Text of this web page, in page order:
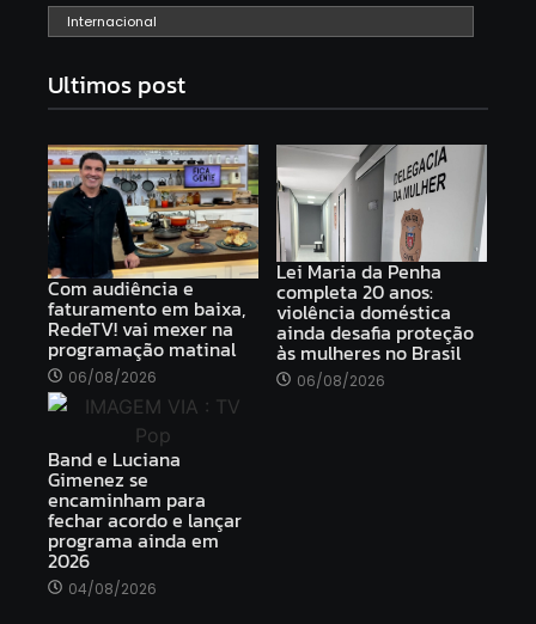
Internacional
Ultimos post
Com audiência e
faturamento em baixa,
RedeTV! vai mexer na
programação matinal
06/08/2026
Lei Maria da Penha
completa 20 anos:
violência doméstica
ainda desafia proteção
às mulheres no Brasil
06/08/2026
Band e Luciana
Gimenez se
encaminham para
fechar acordo e lançar
programa ainda em
2026
04/08/2026